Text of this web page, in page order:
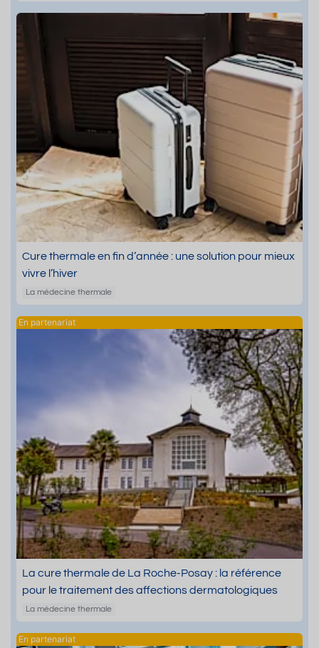
Cure thermale en fin d’année : une solution pour mieux
vivre l’hiver
La médecine thermale
La cure thermale de La Roche-Posay : la référence
pour le traitement des affections dermatologiques
La médecine thermale